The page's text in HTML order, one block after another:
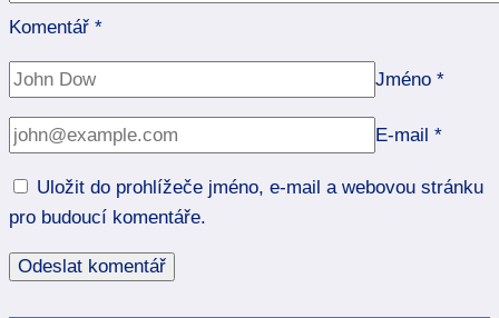
Komentář *
Jméno *
E-mail *
Uložit do prohlížeče jméno, e-mail a webovou stránku
pro budoucí komentáře.